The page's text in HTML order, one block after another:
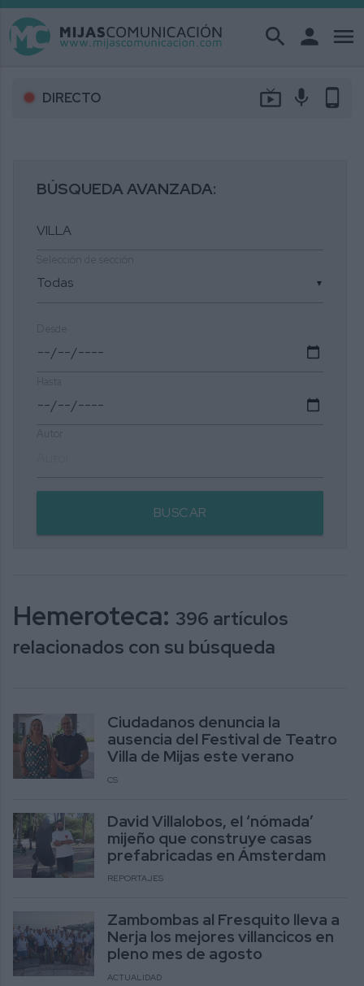
search person menu
DIRECTO live_tv mic phone_android
BÚSQUEDA AVANZADA:
▼
BUSCAR
Hemeroteca: 396 artículos
relacionados con su búsqueda
Ciudadanos denuncia la
ausencia del Festival de Teatro
Villa de Mijas este verano
CS
David Villalobos, el ‘nómada’
mijeño que construye casas
prefabricadas en Ámsterdam
REPORTAJES
Zambombas al Fresquito lleva a
Nerja los mejores villancicos en
pleno mes de agosto
ACTUALIDAD